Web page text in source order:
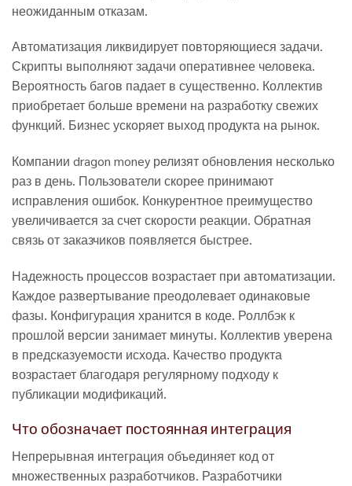
неожиданным отказам.
Автоматизация ликвидирует повторяющиеся задачи.
Скрипты выполняют задачи оперативнее человека.
Вероятность багов падает в существенно. Коллектив
приобретает больше времени на разработку свежих
функций. Бизнес ускоряет выход продукта на рынок.
Компании dragon money релизят обновления несколько
раз в день. Пользователи скорее принимают
исправления ошибок. Конкурентное преимущество
увеличивается за счет скорости реакции. Обратная
связь от заказчиков появляется быстрее.
Надежность процессов возрастает при автоматизации.
Каждое развертывание преодолевает одинаковые
фазы. Конфигурация хранится в коде. Роллбэк к
прошлой версии занимает минуты. Коллектив уверена
в предсказуемости исхода. Качество продукта
возрастает благодаря регулярному подходу к
публикации модификаций.
Что обозначает постоянная интеграция
Непрерывная интеграция объединяет код от
множественных разработчиков. Разработчики